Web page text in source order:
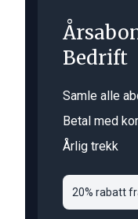
Bedrift
Samle alle
Betal med
Årlig trekk
20% rabatt